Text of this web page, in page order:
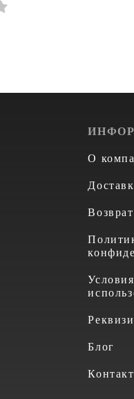
О
Условия
Блог